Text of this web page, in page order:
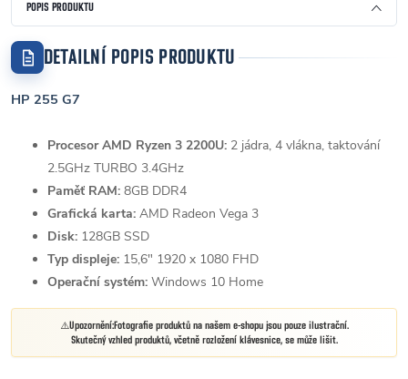
POPIS PRODUKTU
DETAILNÍ POPIS PRODUKTU
HP 255 G7
Procesor AMD Ryzen 3 2200U: 2 jádra, 4 vlákna, taktování
2.5GHz TURBO 3.4GHz
Paměť RAM: 8GB DDR4
Grafická karta: AMD Radeon Vega 3
Disk: 128GB SSD
Typ displeje: 15,6" 1920 x 1080 FHD
Operační systém: Windows 10 Home
Upozornění:Fotografie produktů na našem e-shopu jsou pouze ilustrační.
Skutečný vzhled produktů, včetně rozložení klávesnice, se může lišit.